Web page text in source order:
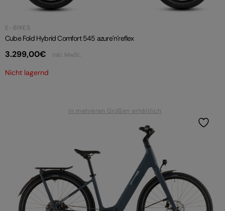
E-BIKES
Cube Fold Hybrid Comfort 545 azure´n´reflex
3.299,00€ inkl. MwSt.
Nicht lagernd
In mehreren Größen erhältlich